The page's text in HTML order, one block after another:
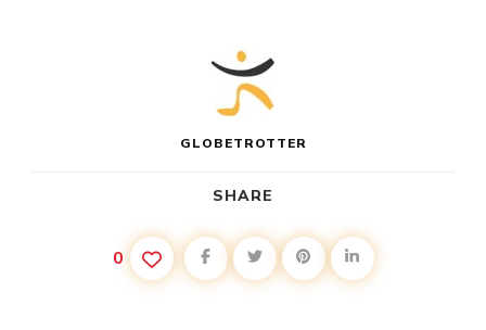
GLOBETROTTER
SHARE
0